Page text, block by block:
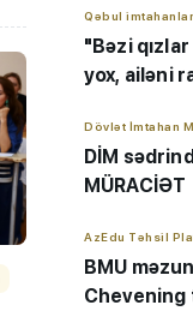
Qəbul
"Bəzi
yox, ailəni
Dövlət İmtahan
DİM
MÜRACİƏT
AzEdu Təhsil
BMU
Chevening